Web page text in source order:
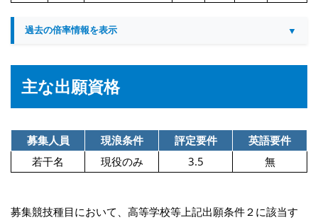
過去の倍率情報を表示
主な出願資格
募集人員 現浪条件 評定要件
英語要件
若干名
現役のみ 3.5 無
募集競技種目において、高等学校等上記出願条件２に該当す